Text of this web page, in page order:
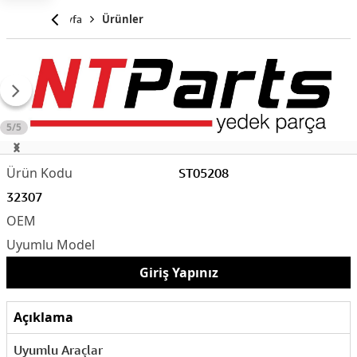
Anasayfa Ürünler
5/5
ST05208
32307
Giriş Yapınız
Açıklama
Uyumlu Araçlar